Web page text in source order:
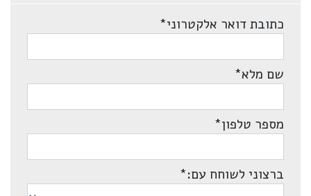
כתובת דואר אלקטרוני*
שם מלא*
מספר טלפון*
ברצוני לשוחח עם:*